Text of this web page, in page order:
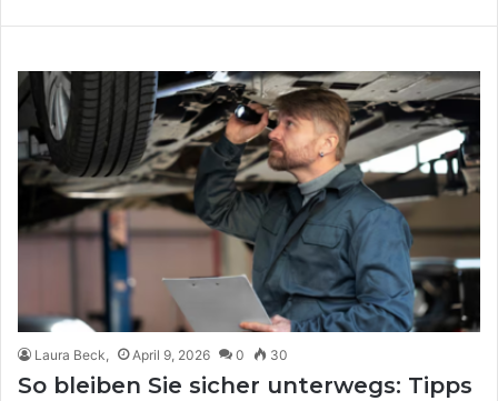
Laura Beck, April 9, 2026 0 30
So bleiben Sie sicher unterwegs: Tipps